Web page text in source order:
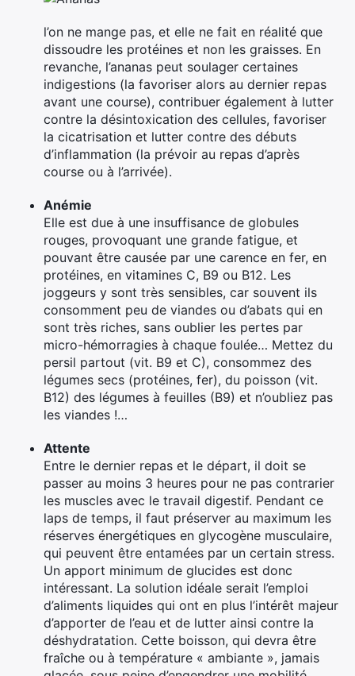
l’on ne mange pas, et elle ne fait en réalité que
dissoudre les protéines et non les graisses. En
revanche, l’ananas peut soulager certaines
indigestions (la favoriser alors au dernier repas
avant une course), contribuer également à lutter
contre la désintoxication des cellules, favoriser
la cicatrisation et lutter contre des débuts
d’inflammation (la prévoir au repas d’après
course ou à l’arrivée).
Anémie
Elle est due à une insuffisance de globules
rouges, provoquant une grande fatigue, et
pouvant être causée par une carence en fer, en
protéines, en vitamines C, B9 ou B12. Les
joggeurs y sont très sensibles, car souvent ils
consomment peu de viandes ou d’abats qui en
sont très riches, sans oublier les pertes par
micro-hémorragies à chaque foulée… Mettez du
persil partout (vit. B9 et C), consommez des
légumes secs (protéines, fer), du poisson (vit.
B12) des légumes à feuilles (B9) et n’oubliez pas
les viandes !…
Attente
Entre le dernier repas et le départ, il doit se
passer au moins 3 heures pour ne pas contrarier
les muscles avec le travail digestif. Pendant ce
laps de temps, il faut préserver au maximum les
réserves énergétiques en glycogène musculaire,
qui peuvent être entamées par un certain stress.
Un apport minimum de glucides est donc
intéressant. La solution idéale serait l’emploi
d’aliments liquides qui ont en plus l’intérêt majeur
d’apporter de l’eau et de lutter ainsi contre la
déshydratation. Cette boisson, qui devra être
fraîche ou à température « ambiante », jamais